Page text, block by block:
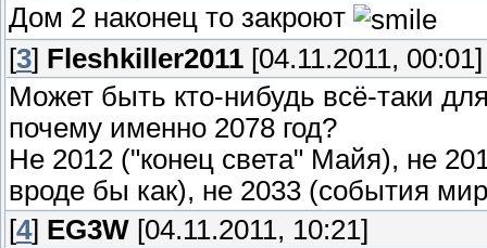
Дом 2 наконец то закроют
[3] Fleshkiller2011 [04.11.2011, 00:01]
Может быть кто-нибудь всё-таки
почему именно 2078 год?
Не 2012 ("конец света" Майя), не
вроде бы как), не 2033 (события
[4] EG3W [04.11.2011, 10:21]